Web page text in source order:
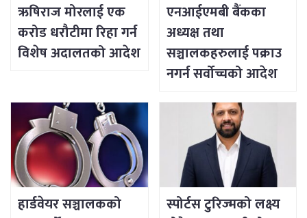
ऋषिराज मोरलाई एक
करोड धरौटीमा रिहा गर्न
विशेष अदालतको आदेश
एनआईएमबी बैंकका
अध्यक्ष तथा
सञ्चालकहरुलाई पक्राउ
नगर्न सर्वोच्चको आदेश
हार्डवेयर सञ्चालकको
स्पोर्टस टुरिज्मको लक्ष्य